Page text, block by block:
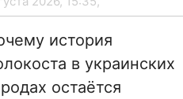
история
в украинских
остаётся